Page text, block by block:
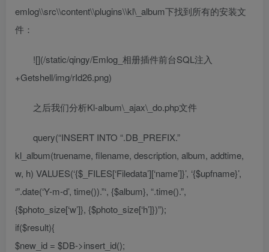
emlog\\src\\content\\plugins\\kl\_album下找到所有的安装文
件：
![](/static/qingy/Emlog_相册插件前台SQL注入
+Getshell/img/rId26.png)
之后我们分析Kl-album\_ajax\_do.php文件
query(“INSERT INTO “.DB_PREFIX.”
kl_album(truename, filename, description, album, addtime,
w, h) VALUES(‘{$_FILES[‘Filedata’][‘name’]}’, ‘{$upfname}’,
‘”.date(‘Y-m-d’, time()).”‘, {$album}, “.time().”,
{$photo_size[‘w’]}, {$photo_size[‘h’]})”);
if($result){
$new_id = $DB->insert_id();